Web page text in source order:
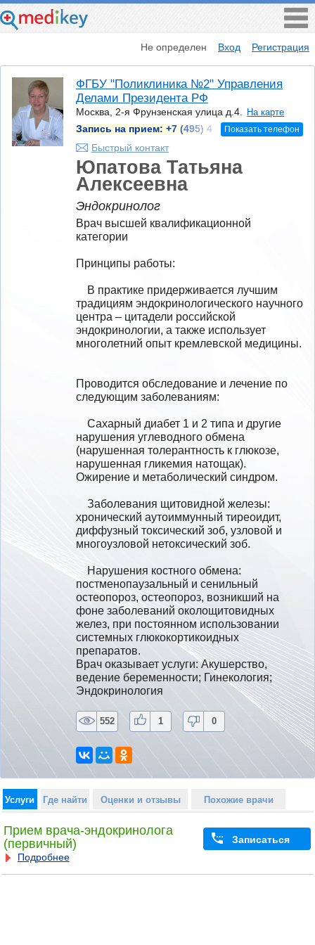
Не определен Вход Регистрация
ФГБУ "Поликлиника №2" Управления
Делами Президента РФ
Москва, 2-я Фрунзенская улица д.4.
На карте
Запись на прием: +7 (495) 4 Показать телефон
Быстрый контакт
Юпатова Татьяна
Алексеевна
Эндокринолог
Врач высшей квалификационной
категории
Принципы работы:
традициям эндокринологического научного
центра – цитадели российской
эндокринологии, а также использует
многолетний опыт кремлевской медицины.
Проводится обследование и лечение по
следующим заболеваниям:
нарушения углеводного обмена
(нарушенная толерантность к глюкозе,
нарушенная гликемия натощак).
Ожирение и метаболический синдром.
хронический аутоиммунный тиреоидит,
диффузный токсический зоб, узловой и
многоузловой нетоксический зоб.
    Нарушения костного обмена:
постменопаузальный и сенильный
остеопороз, остеопороз, возникший на
фоне заболеваний околощитовидных
желез, при постоянном использовании
системных глюкокортикоидных
препаратов.
Врач оказывает услуги: Акушерство,
ведение беременности; Гинекология;
Эндокринология
552 1 0
Услуги Где найти Оценки и отзывы Похожие врачи
Прием врача-эндокринолога
(первичный)
Подробнее
Записаться